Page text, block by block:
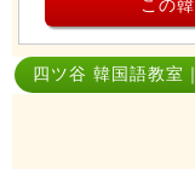
この
四ツ谷 韓国語教室